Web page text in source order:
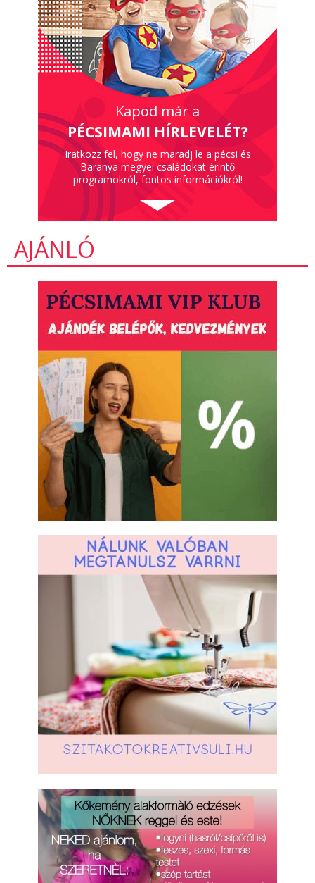
Kapod már a
PÉCSIMAMI HÍRLEVELÉT?
Iratkozz fel, hogy ne maradj le a pécsi és
Baranya megyei családokat érintő
programokról, fontos információkról!
AJÁNLÓ